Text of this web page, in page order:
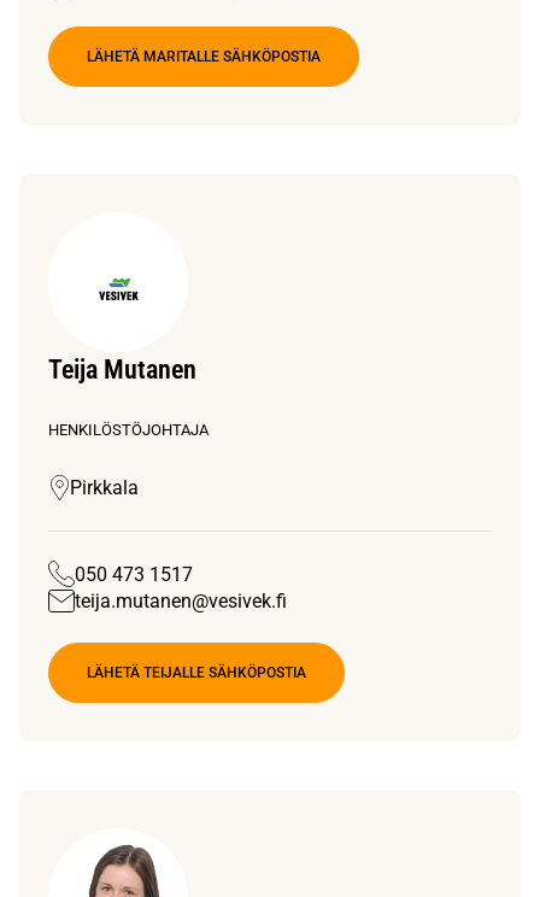
LÄHETÄ MARITALLE SÄHKÖPOSTIA
Teija Mutanen
HENKILÖSTÖJOHTAJA
Pirkkala
050 473 1517
teija.mutanen@vesivek.fi
LÄHETÄ TEIJALLE SÄHKÖPOSTIA